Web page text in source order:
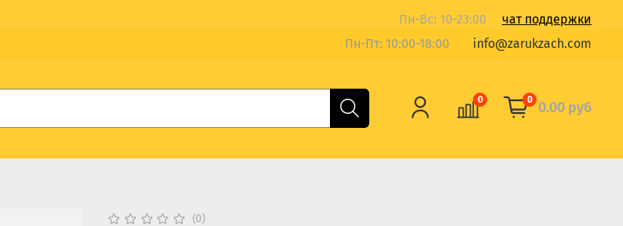
Пн-Вс: 10-23:00
чат поддержки
Пн-Пт: 10:00-18:00 info@zarukzach.com
0 0 0.00 руб
(0)